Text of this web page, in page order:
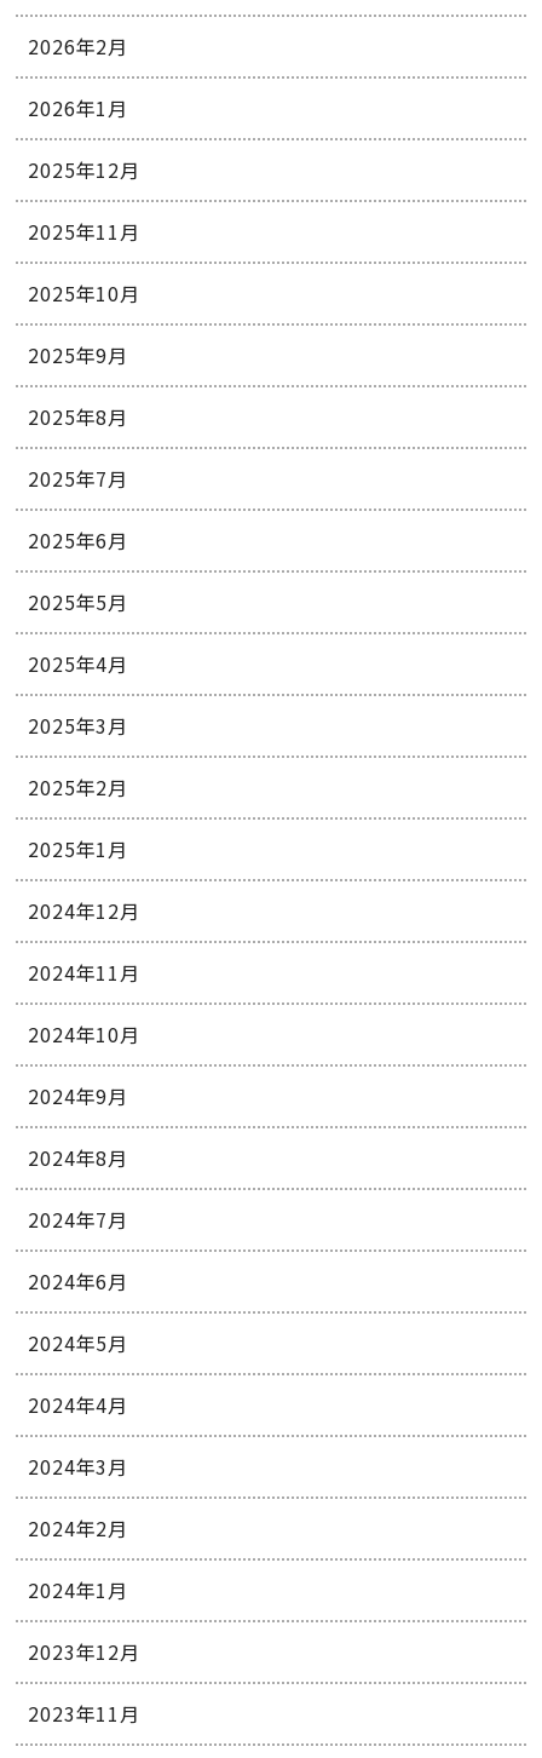
2026年2月
2026年1月
2025年12月
2025年11月
2025年10月
2025年9月
2025年8月
2025年7月
2025年6月
2025年5月
2025年4月
2025年3月
2025年2月
2025年1月
2024年12月
2024年11月
2024年10月
2024年9月
2024年8月
2024年7月
2024年6月
2024年5月
2024年4月
2024年3月
2024年2月
2024年1月
2023年12月
2023年11月